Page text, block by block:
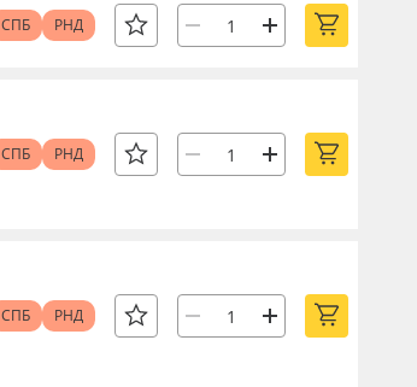
СПБ РНД
СПБ РНД
СПБ РНД